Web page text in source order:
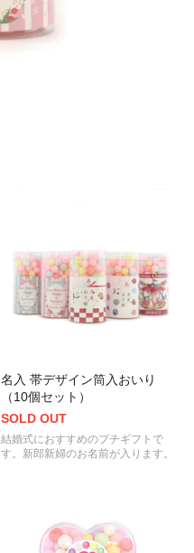
名入 帯デザイン筒入おいり
（10個セット）
SOLD OUT
結婚式におすすめのプチギフトで
す。新郎新婦のお名前が入ります。